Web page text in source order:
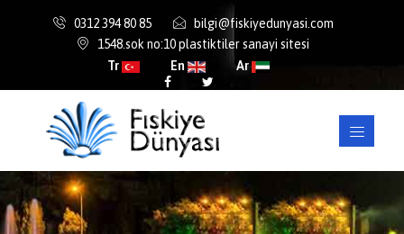
0312 394 80 85
bilgi@fiskiyedunyasi.com
1548.sok no:10 plastiktiler sanayi sitesi
Tr
En Ar